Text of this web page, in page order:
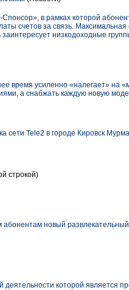
в рамках которой
счетов за связь.
низкодоходные
время усиленно «налегает» на
а снабжать каждую новую
сети Tele2 в городе Кировск
строкой)
новый
которой является